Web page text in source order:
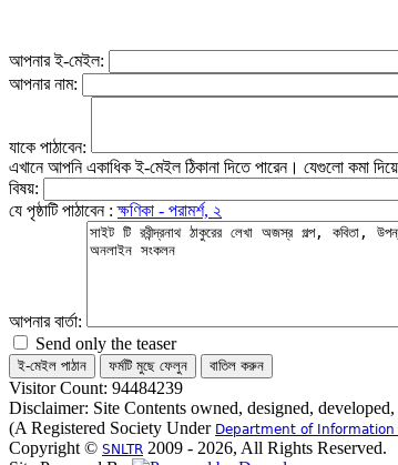
আপনার ই-মেইল:
আপনার নাম:
যাকে পাঠাবেন:
এখানে আপনি একাধিক ই-মেইল ঠিকানা দিতে পারেন। যেগুলো কমা
বিষয়:
যে পৃষ্ঠাটি পাঠাবেন :ক্ষণিকা - পরামর্শ, ২
আপনার বার্তা:
Send only the teaser
Visitor Count: 94484239
Disclaimer: Site Contents owned, designed,
(A Registered Society Under Department of Information
Copyright © SNLTR 2009 - 2026, All Rights Reserved.